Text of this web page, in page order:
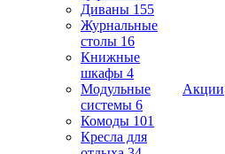
Диваны 155
Журнальные
столы 16
Книжные
шкафы 4
Модульные
системы 6
Комоды 101
Кресла для
Акции